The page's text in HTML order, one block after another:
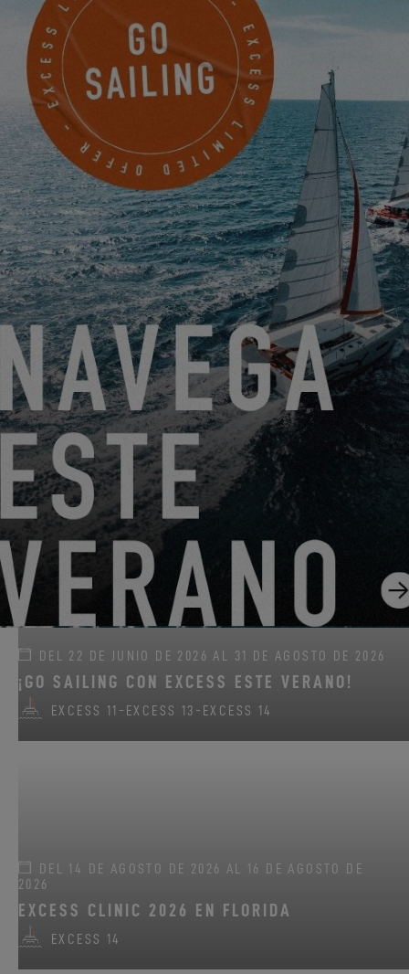
EXCESS 14
Denison Yachting San Francisco Bay
1070 Marina Village Parkway
Alameda, Estados Unidos
PROGRAMAR UNA CITA
DEL 22 DE JUNIO DE 2026 AL 31 DE AGOSTO DE 2026
¡GO SAILING CON EXCESS ESTE VERANO!
EXCESS 11 - EXCESS 13 - EXCESS 14
DEL 14 DE AGOSTO DE 2026 AL 16 DE AGOSTO DE
2026
EXCESS CLINIC 2026 EN FLORIDA
EXCESS 14